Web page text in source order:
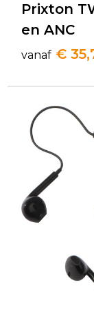
Prixton
en ANC
vanaf €